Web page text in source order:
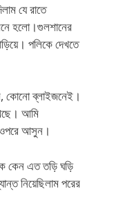
যে রাতে
হলো।গুলশানের
পলিকে দেখতে
কোনো ব্লাইজনেই।
আমি
আসুন।
কেন এত তড়ি ঘড়ি
নিয়েছিলাম পরের